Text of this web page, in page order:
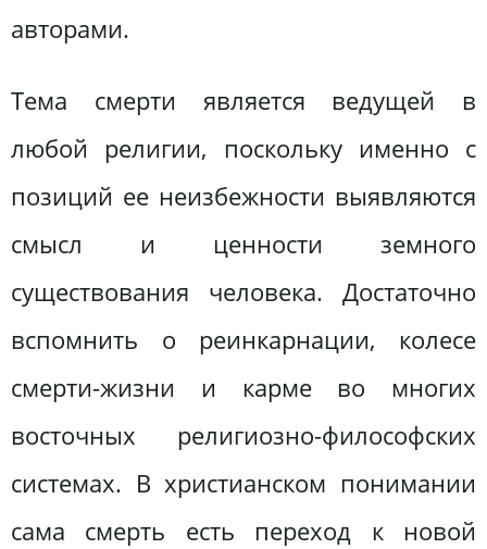
авторами.
Тема смерти является ведущей в
любой религии, поскольку именно с
позиций ее неизбежности выявляются
смысл и ценности земного
существования человека. Достаточно
вспомнить о реинкарнации, колесе
смерти-жизни и карме во многих
восточных религиозно-философских
системах. В христианском понимании
сама смерть есть переход к новой